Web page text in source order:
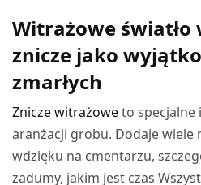
Witrażowe światło
znicze jako
zmarłych
Znicze witrażoweto specjalne
aranżacji grobu. Dodaje wiele
wdzięku na cmentarzu,
zadumy, jakim jest czas